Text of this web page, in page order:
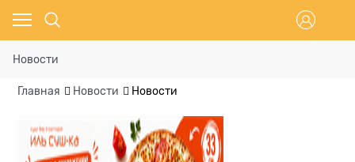
Новости
Главная Новости Новости